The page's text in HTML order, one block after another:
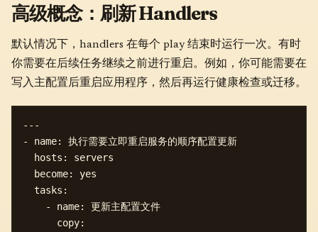
高级概念：刷新 Handlers
默认情况下，handlers 在每个 play 结束时运行一次。有时
你需要在后续任务继续之前进行重启。例如，你可能需要在
写入主配置后重启应用程序，然后再运行健康检查或迁移。
---
- name: 执行需要立即重启服务的顺序配置更新
  hosts: servers
  become: yes
  tasks:
    - name: 更新主配置文件
      copy: